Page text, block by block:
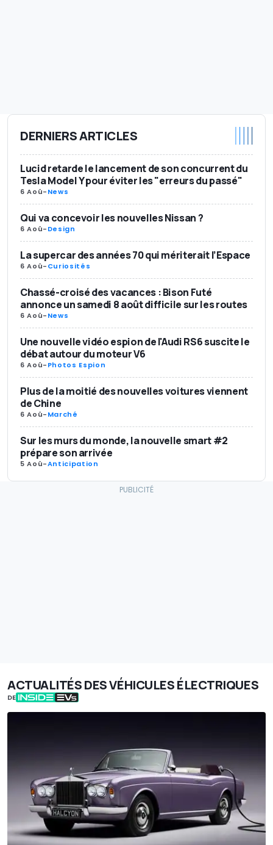
DERNIERS ARTICLES
Lucid retarde le lancement de son concurrent du
Tesla Model Y pour éviter les "erreurs du passé"
6 Aoû-News
Qui va concevoir les nouvelles Nissan ?
6 Aoû-Design
La supercar des années 70 qui mériterait l’Espace
6 Aoû-Curiosités
Chassé-croisé des vacances : Bison Futé
annonce un samedi 8 août difficile sur les routes
6 Aoû-News
Une nouvelle vidéo espion de l'Audi RS6 suscite le
débat autour du moteur V6
6 Aoû-Photos Espion
Plus de la moitié des nouvelles voitures viennent
de Chine
6 Aoû-Marché
Sur les murs du monde, la nouvelle smart #2
prépare son arrivée
5 Aoû-Anticipation
ACTUALITÉS DES VÉHICULES ÉLECTRIQUES
DE